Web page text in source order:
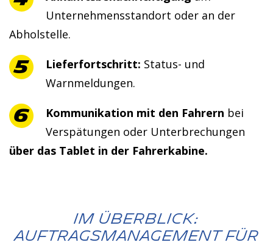
Unternehmensstandort oder an der
Abholstelle.
Lieferfortschritt: Status- und
Warnmeldungen.
Kommunikation mit den Fahrern bei
Verspätungen oder Unterbrechungen
über das Tablet in der Fahrerkabine.
Im Überblick:
Auftragsmanagement für